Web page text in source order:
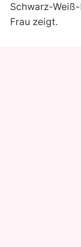
Schwarz-
Frau zeigt.